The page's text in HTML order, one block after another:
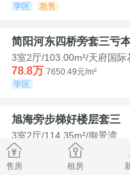
学区
急售
简阳河东四桥旁套三亏
3室2厅/103.00m²/天府国际
78.8万 7650.49元/m²
学区
旭海旁步梯好楼层套三
3室2厅/114.35m²/御景湾
52万
4547.44元/m²
学区
售房 租房